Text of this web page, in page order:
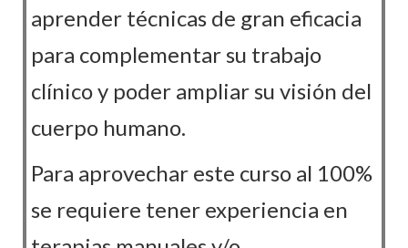
aprender técnicas de gran eficacia
para complementar su trabajo
clínico y poder ampliar su visión del
cuerpo humano.
Para aprovechar este curso al 100%
se requiere tener experiencia en